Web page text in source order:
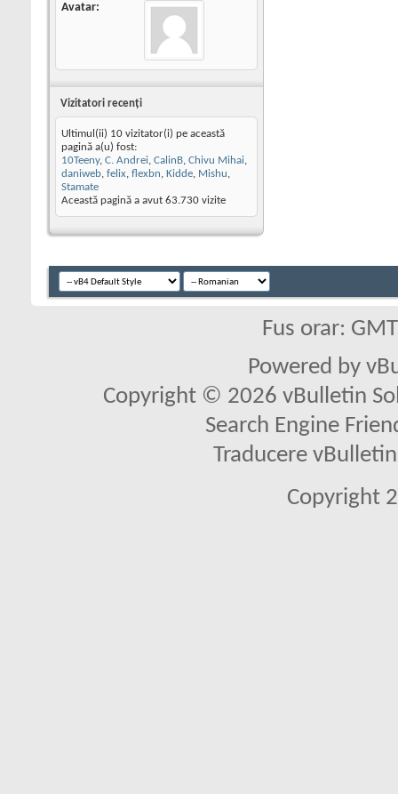
Avatar
Vizitatori recenţi
Ultimul(ii) 10 vizitator(i) pe această
pagină a(u) fost:
10Teeny, C. Andrei, CalinB, Chivu Mihai,
daniweb, felix, flexbn, Kidde, Mishu,
Stamate
Această pagină a avut 63.730 vizite
Fus orar:
Powered by
Copyright © 2026 vBulletin
Search Engine
Traducere
Copyright